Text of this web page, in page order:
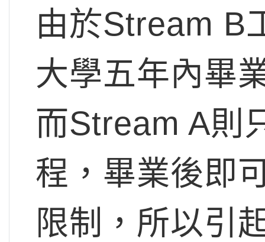
由於Stream B
大學五年內畢
而Stream A則
程，畢業後即
限制，所以引